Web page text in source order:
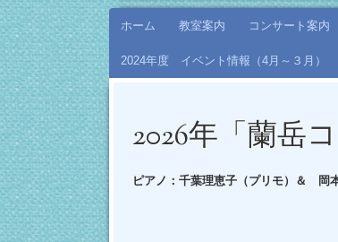
コ
ホーム 教室案内 コンサート案内
2024年度 イベント情報（4月～３月）
2026年「蘭岳
ピアノ：千葉理恵子（プリモ）＆ 岡